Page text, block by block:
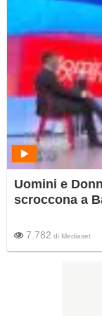
Uomini e
scroccona a
7.782 di Mediaset